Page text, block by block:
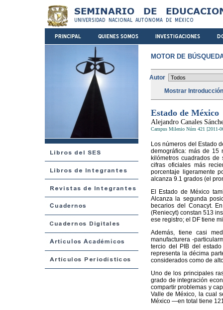
MOTOR DE
Autor
Mostrar
Estado de México
Alejandro Canales
Campus Milenio Núm 421 [2011-
Los números del Estado
demográfica: más de 15
kilómetros cuadrados
cifras oficiales más
porcentaje ligeramente
alcanza 9.1 grados (el
El Estado de México
Alcanza la segunda
becarios del Conacyt.
(Reniecyt) constan 513
ese registro; el DF tiene
Además, tiene casi
manufacturera -
tercio del PIB del
representa la décima
considerados como de
Uno de los principales
grado de integración
compartir problemas y
Valle de México, la cual
México —en total tiene